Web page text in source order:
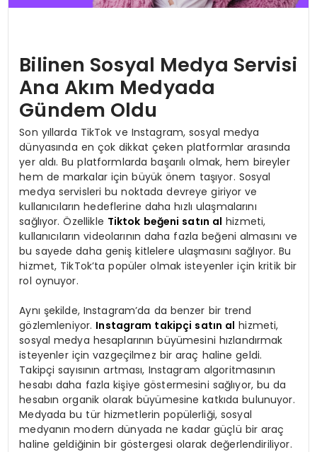
Bilinen Sosyal Medya Servisi
Ana Akım Medyada
Gündem Oldu
Son yıllarda TikTok ve Instagram, sosyal medya
dünyasında en çok dikkat çeken platformlar arasında
yer aldı. Bu platformlarda başarılı olmak, hem bireyler
hem de markalar için büyük önem taşıyor. Sosyal
medya servisleri bu noktada devreye giriyor ve
kullanıcıların hedeflerine daha hızlı ulaşmalarını
sağlıyor. Özellikle Tiktok beğeni satın al hizmeti,
kullanıcıların videolarının daha fazla beğeni almasını ve
bu sayede daha geniş kitlelere ulaşmasını sağlıyor. Bu
hizmet, TikTok’ta popüler olmak isteyenler için kritik bir
rol oynuyor.
Aynı şekilde, Instagram’da da benzer bir trend
gözlemleniyor. Instagram takipçi satın al hizmeti,
sosyal medya hesaplarının büyümesini hızlandırmak
isteyenler için vazgeçilmez bir araç haline geldi.
Takipçi sayısının artması, Instagram algoritmasının
hesabı daha fazla kişiye göstermesini sağlıyor, bu da
hesabın organik olarak büyümesine katkıda bulunuyor.
Medyada bu tür hizmetlerin popülerliği, sosyal
medyanın modern dünyada ne kadar güçlü bir araç
haline geldiğinin bir göstergesi olarak değerlendiriliyor.